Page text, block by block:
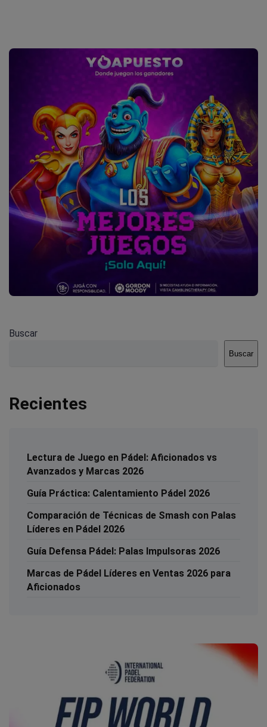
Buscar
Buscar
Recientes
Lectura de Juego en Pádel: Aficionados vs
Avanzados y Marcas 2026
Guía Práctica: Calentamiento Pádel 2026
Comparación de Técnicas de Smash con Palas
Líderes en Pádel 2026
Guía Defensa Pádel: Palas Impulsoras 2026
Marcas de Pádel Líderes en Ventas 2026 para
Aficionados